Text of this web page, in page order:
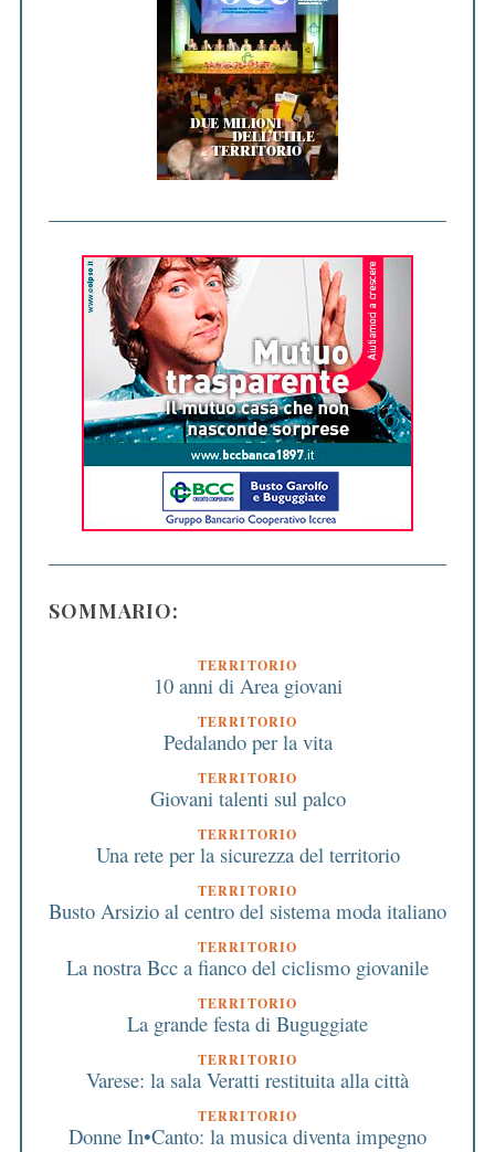
SOMMARIO:
TERRITORIO
10 anni di Area giovani
TERRITORIO
Pedalando per la vita
TERRITORIO
Giovani talenti sul palco
TERRITORIO
Una rete per la sicurezza del territorio
TERRITORIO
Busto Arsizio al centro del sistema moda italiano
TERRITORIO
La nostra Bcc a fianco del ciclismo giovanile
TERRITORIO
La grande festa di Buguggiate
TERRITORIO
Varese: la sala Veratti restituita alla città
TERRITORIO
Donne In•Canto: la musica diventa impegno